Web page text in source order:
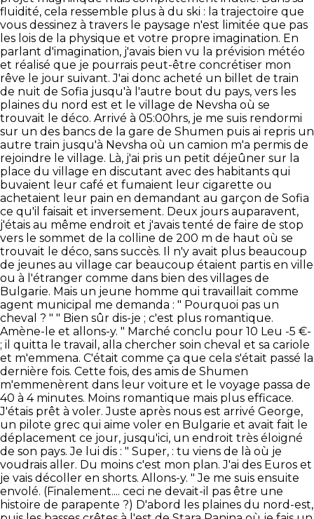
fluidité, cela ressemble plus à du ski : la trajectoire que
vous dessinez à travers le paysage n'est limitée que pas
les lois de la physique et votre propre imagination. En
parlant d'imagination, j'avais bien vu la prévision météo
et réalisé que je pourrais peut-être concrétiser mon
rêve le jour suivant. J'ai donc acheté un billet de train
de nuit de Sofia jusqu'à l'autre bout du pays, vers les
plaines du nord est et le village de Nevsha où se
trouvait le déco. Arrivé à 05:00hrs, je me suis rendormi
sur un des bancs de la gare de Shumen puis ai repris un
autre train jusqu'à Nevsha où un camion m'a permis de
rejoindre le village. Là, j'ai pris un petit déjeûner sur la
place du village en discutant avec des habitants qui
buvaient leur café et fumaient leur cigarette ou
achetaient leur pain en demandant au garçon de Sofia
ce qu'il faisait et inversement. Deux jours auparavent,
j'étais au même endroit et j'avais tenté de faire de stop
vers le sommet de la colline de 200 m de haut où se
trouvait le déco, sans succès. Il n'y avait plus beaucoup
de jeunes au village car beaucoup étaient partis en ville
ou à l'étranger comme dans bien des villages de
Bulgarie. Mais un jeune homme qui travaillait comme
agent municipal me demanda : " Pourquoi pas un
cheval ? " " Bien sûr dis-je ; c'est plus romantique.
Amène-le et allons-y. " Marché conclu pour 10 Leu -5 €-
; il quitta le travail, alla chercher soin cheval et sa cariole
et m'emmena. C'était comme ça que cela s'était passé la
dernière fois. Cette fois, des amis de Shumen
m'emmenèrent dans leur voiture et le voyage passa de
40 à 4 minutes. Moins romantique mais plus efficace.
J'étais prêt à voler. Juste après nous est arrivé George,
un pilote grec qui aime voler en Bulgarie et avait fait le
déplacement ce jour, jusqu'ici, un endroit très éloigné
de son pays. Je lui dis : " Super, : tu viens de là où je
voudrais aller. Du moins c'est mon plan. J'ai des Euros et
je vais décoller en shorts. Allons-y. " Je me suis ensuite
envolé. (Finalement.... ceci ne devait-il pas être une
histoire de parapente ?) D'abord les plaines du nord-est,